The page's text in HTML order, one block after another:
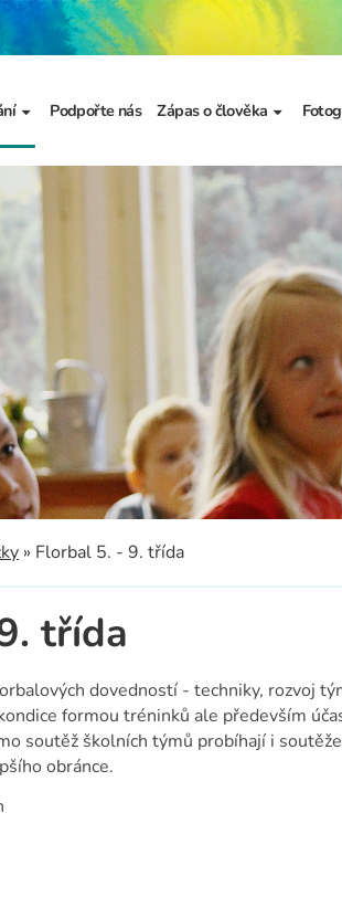
systém
Podpořte nás Zápas o člověka
Prezentace školy a
výzkumu
» Florbal 5. - 9. třída
třída
dovedností - techniky, rozvoj
formou tréninků ale především
soutěž školních týmů probíhají i
obránce.